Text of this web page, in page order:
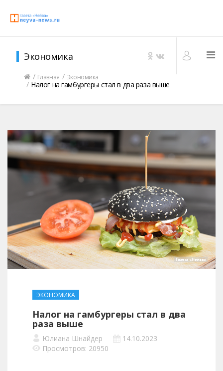
Экономика
Главная Экономика
Налог на гамбургеры стал в два раза выше
ЭКОНОМИКА
Налог на гамбургеры стал в два
раза выше
Юлиана Шнайдер
14.10.2023
Просмотров: 20950